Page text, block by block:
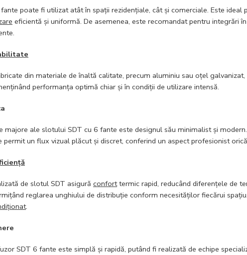
poate fi utilizat atât în spații rezidențiale, cât și comerciale. Este ideal
eficientă și uniformă. De asemenea, este recomandat pentru integrări
din materiale de înaltă calitate, precum aluminiu sau oțel
performanța optimă chiar și în condiții de utilizare intensă.
majore ale slotului SDT cu 6 fante este designul său minimalist și
permit un flux vizual plăcut și discret, conferind un aspect profesionist
de slotul SDT asigură conforttermic rapid, reducând diferențele de
reglarea unghiului de distribuție conform necesităților fiecărui
.
SDT 6 fante este simplă și rapidă, putând fi realizată de echipe